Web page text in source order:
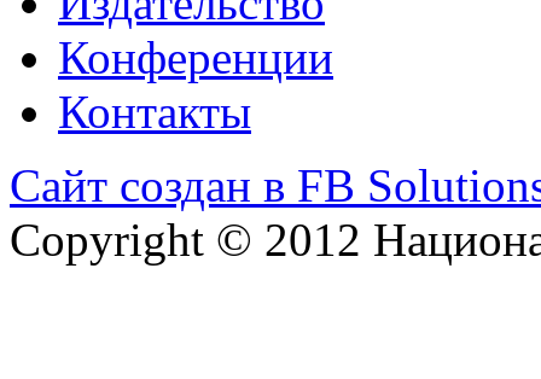
Конференции
Контакты
Сайт создан в FB
Copyright © 2012